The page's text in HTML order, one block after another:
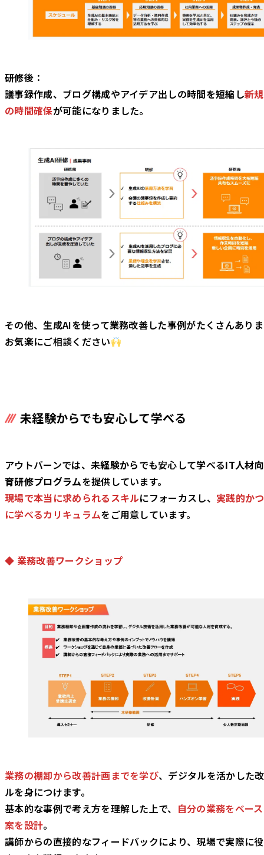
研修後：
議事録作成、ブログ構成やアイデア出しの時間を短縮 し新
の時間確保が可能になりました。
その他、生成AIを使って業務改善した事例がたくさんあり
お気楽にご相談ください
未経験からでも安心して学べる
アウトバーンでは、 未経験からでも安心して学べるIT人材
育研修プログラムを提供しています。
現場で本当に求められるスキルにフォーカスし、 実践的か
に学べるカリキュラムをご用意しています。
◆ 業務改善ワークショップ
業務の棚卸から改善計画までを学び、デジタルを活かした
ルを身につけます。
基本的な事例で考え方を理解した上で、 自分の業務をベー
案を設計。
講師からの直接的なフィードバックにより、現場で実際に